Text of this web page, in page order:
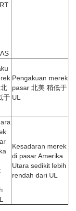
于
Pengakuan merek
pasar 北美 稍低于
UL
Kesadaran merek
di pasar Amerika
Utara sedikit lebih
rendah dari UL